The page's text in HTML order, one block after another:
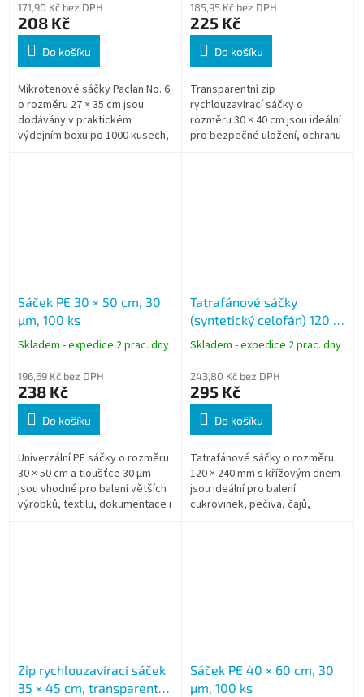
171,90 Kč bez DPH
208 Kč
Do košíku
Mikrotenové sáčky Paclan No. 6
o rozměru 27 × 35 cm jsou
dodávány v praktickém
výdejním boxu po 1000 kusech,
185,95 Kč bez DPH
225 Kč
Do košíku
Transparentní zip
rychlouzavírací sáčky o
rozměru 30 × 40 cm jsou ideální
pro bezpečné uložení, ochranu
Sáček PE 30 × 50 cm, 30
µm, 100 ks
Skladem - expedice 2 prac. dny
196,69 Kč bez DPH
238 Kč
Do košíku
Univerzální PE sáčky o rozměru
30 × 50 cm a tloušťce 30 µm
jsou vhodné pro balení větších
výrobků, textilu, dokumentace i
Tatrafánové sáčky
(syntetický celofán) 120 ×
240 mm, křížové dno, čiré,
Skladem - expedice 2 prac. dny
243,80 Kč bez DPH
295 Kč
Do košíku
Tatrafánové sáčky o rozměru
120 × 240 mm s křížovým dnem
jsou ideální pro balení
cukrovinek, pečiva, čajů,
Zip rychlouzavírací sáček
35 × 45 cm, transparentní,
Sáček PE 40 × 60 cm, 30
µm, 100 ks